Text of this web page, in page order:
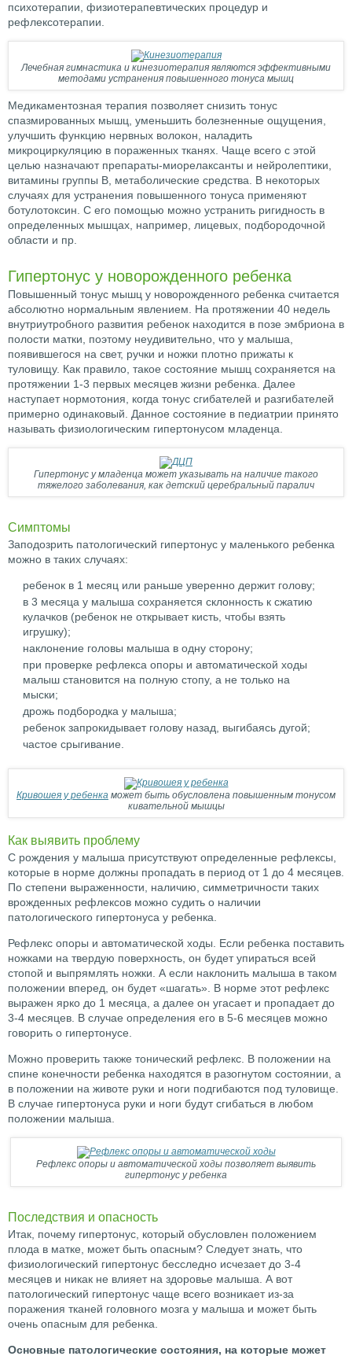
психотерапии, физиотерапевтических процедур и
рефлексотерапии.
Лечебная гимнастика и кинезиотерапия являются эффективными
методами устранения повышенного тонуса мышц
Медикаментозная терапия позволяет снизить тонус
спазмированных мышц, уменьшить болезненные ощущения,
улучшить функцию нервных волокон, наладить
микроциркуляцию в пораженных тканях. Чаще всего с этой
целью назначают препараты-миорелаксанты и нейролептики,
витамины группы В, метаболические средства. В некоторых
случаях для устранения повышенного тонуса применяют
ботулотоксин. С его помощью можно устранить ригидность в
определенных мышцах, например, лицевых, подбородочной
области и пр.
Гипертонус у новорожденного ребенка
Повышенный тонус мышц у новорожденного ребенка считается
абсолютно нормальным явлением. На протяжении 40 недель
внутриутробного развития ребенок находится в позе эмбриона в
полости матки, поэтому неудивительно, что у малыша,
появившегося на свет, ручки и ножки плотно прижаты к
туловищу. Как правило, такое состояние мышц сохраняется на
протяжении 1-3 первых месяцев жизни ребенка. Далее
наступает нормотония, когда тонус сгибателей и разгибателей
примерно одинаковый. Данное состояние в педиатрии принято
называть физиологическим гипертонусом младенца.
Гипертонус у младенца может указывать на наличие такого
тяжелого заболевания, как детский церебральный паралич
Симптомы
Заподозрить патологический гипертонус у маленького ребенка
можно в таких случаях:
ребенок в 1 месяц или раньше уверенно держит голову;
в 3 месяца у малыша сохраняется склонность к сжатию
кулачков (ребенок не открывает кисть, чтобы взять
игрушку);
наклонение головы малыша в одну сторону;
при проверке рефлекса опоры и автоматической ходы
малыш становится на полную стопу, а не только на
мыски;
дрожь подбородка у малыша;
ребенок запрокидывает голову назад, выгибаясь дугой;
частое срыгивание.
Кривошея у ребенка может быть обусловлена повышенным тонусом
кивательной мышцы
Как выявить проблему
С рождения у малыша присутствуют определенные рефлексы,
которые в норме должны пропадать в период от 1 до 4 месяцев.
По степени выраженности, наличию, симметричности таких
врожденных рефлексов можно судить о наличии
патологического гипертонуса у ребенка.
Рефлекс опоры и автоматической ходы. Если ребенка поставить
ножками на твердую поверхность, он будет упираться всей
стопой и выпрямлять ножки. А если наклонить малыша в таком
положении вперед, он будет «шагать». В норме этот рефлекс
выражен ярко до 1 месяца, а далее он угасает и пропадает до
3-4 месяцев. В случае определения его в 5-6 месяцев можно
говорить о гипертонусе.
Можно проверить также тонический рефлекс. В положении на
спине конечности ребенка находятся в разогнутом состоянии, а
в положении на животе руки и ноги подгибаются под туловище.
В случае гипертонуса руки и ноги будут сгибаться в любом
положении малыша.
Рефлекс опоры и автоматической ходы позволяет выявить
гипертонус у ребенка
Последствия и опасность
Итак, почему гипертонус, который обусловлен положением
плода в матке, может быть опасным? Следует знать, что
физиологический гипертонус бесследно исчезает до 3-4
месяцев и никак не влияет на здоровье малыша. А вот
патологический гипертонус чаще всего возникает из-за
поражения тканей головного мозга у малыша и может быть
очень опасным для ребенка.
Основные патологические состояния, на которые может